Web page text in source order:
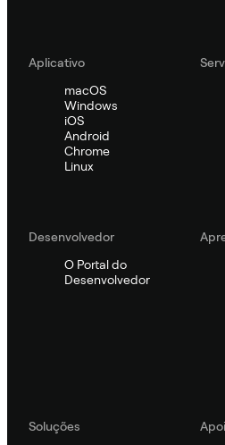
Aplicativo
macOS
Windows
iOS
Android
Chrome
Linux
Desenvolvedor
O Portal do
Desenvolvedor
Soluções